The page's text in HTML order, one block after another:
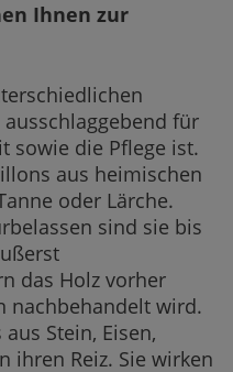
Ihnen zur
für
sowie die Pflege ist.
aus heimischen
oder Lärche.
sind sie bis
das Holz vorher
nachbehandelt wird.
Stein, Eisen,
ihren Reiz. Sie wirken